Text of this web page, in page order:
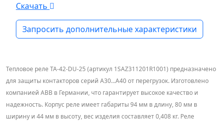
Скачать
Запросить дополнительные характеристики
Тепловое реле TA-42-DU-25 (артикул 1SAZ311201R1001) предназначено
для защиты контакторов серий А30...А40 от перегрузок. Изготовлено
компанией ABB в Германии, что гарантирует высокое качество и
надежность. Корпус реле имеет габариты 94 мм в длину, 80 мм в
ширину и 44 мм в высоту, вес изделия составляет 0,408 кг. Реле